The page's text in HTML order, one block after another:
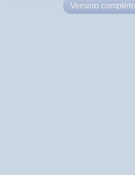
Version complète